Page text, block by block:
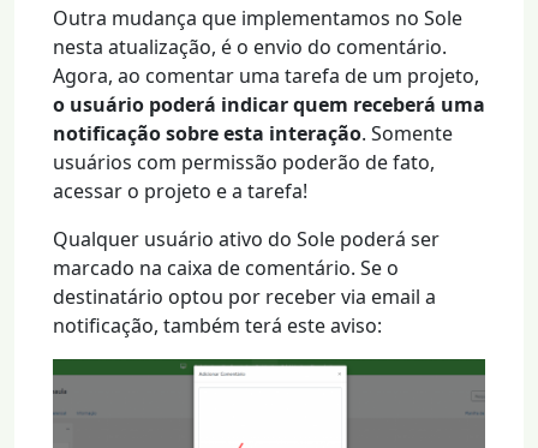
Outra mudança que implementamos no Sole
nesta atualização, é o envio do comentário.
Agora, ao comentar uma tarefa de um projeto,
o usuário poderá indicar quem receberá uma
notificação sobre esta interação. Somente
usuários com permissão poderão de fato,
acessar o projeto e a tarefa!
Qualquer usuário ativo do Sole poderá ser
marcado na caixa de comentário. Se o
destinatário optou por receber via email a
notificação, também terá este aviso: